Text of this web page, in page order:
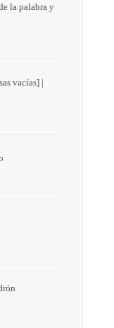
la palabra y
vacías] |